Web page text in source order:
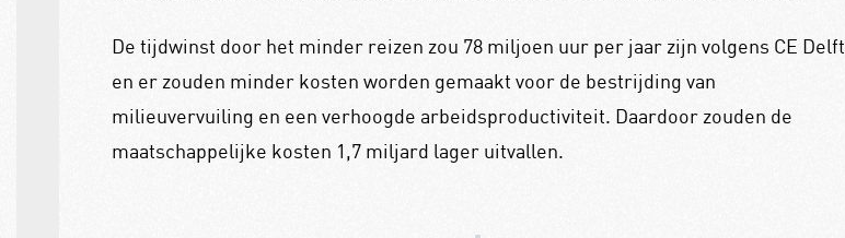
De tijdwinst door het minder reizen zou 78 miljoen uur per jaar zijn volgens CE Delft
en er zouden minder kosten worden gemaakt voor de bestrijding van
milieuvervuiling en een verhoogde arbeidsproductiviteit. Daardoor zouden de
maatschappelijke kosten 1,7 miljard lager uitvallen.